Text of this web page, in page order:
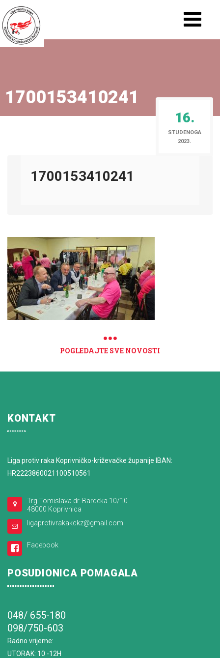
1700153410241
16.
STUDENOGA
2023.
1700153410241
POGLEDAJTE SVE NOVOSTI
KONTAKT
Liga protiv raka Koprivničko-križevačke županije IBAN:
HR2223860021100510561
Trg Tomislava dr. Bardeka 10/10
48000 Koprivnica
ligaprotivrakakckz@gmail.com
Facebook
POSUDIONICA POMAGALA
048/ 655-180
098/750-603
Radno vrijeme:
UTORAK: 10 -12H